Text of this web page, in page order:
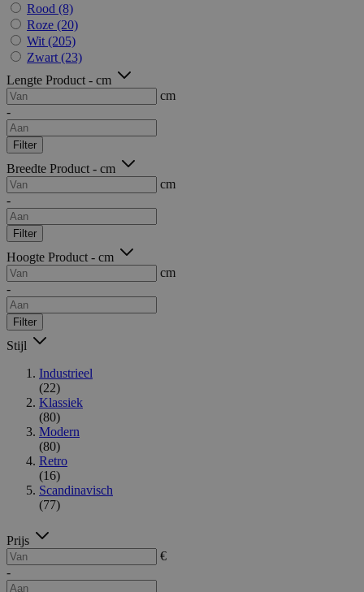
Rood (8)
Roze (20)
Wit (205)
Zwart (23)
Lengte Product - cm
cm
-
Filter
Breedte Product - cm
cm
-
Filter
Hoogte Product - cm
cm
-
Filter
Stijl
Industrieel
(22)
Klassiek
(80)
Modern
(80)
Retro
(16)
Scandinavisch
(77)
Prijs
€
-